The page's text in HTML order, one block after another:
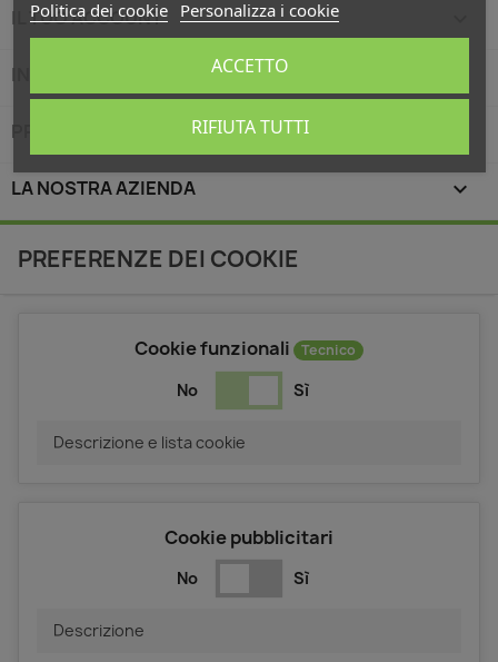
IL TUO ACCOUNT
INFORMAZIONI NEGOZIO
PRODOTTI
LA NOSTRA AZIENDA 
Politica dei cookie Personalizza i cookie
RIFIUTA TUTTI
ACCETTO
PREFERENZE DEI COOKIE
Cookie funzionali Tecnico
No Sì
Descrizione e lista cookie
Cookie pubblicitari
No Sì
Descrizione